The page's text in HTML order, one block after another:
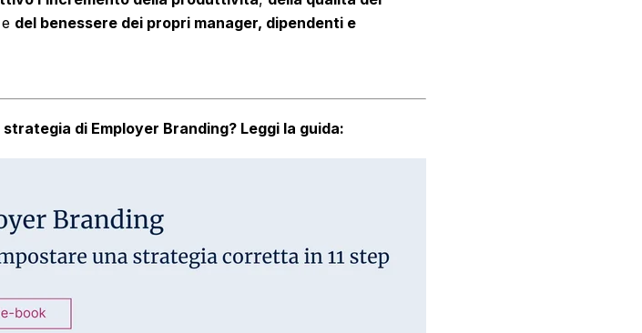
del benessere dei propri manager, dipendenti e
di Employer Branding? Leggi la guida: